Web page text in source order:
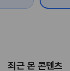
최근 본 콘텐츠